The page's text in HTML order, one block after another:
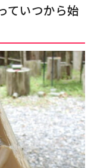
ていつから始